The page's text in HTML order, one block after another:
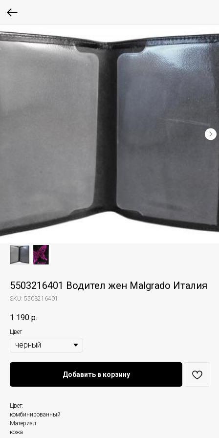
5503216401 Водител жен Malgrado Италия
SKU: 5503216401
1 190 р.
Цвет
Добавить в корзину
Цвет:
комбинированный
Материал:
кожа